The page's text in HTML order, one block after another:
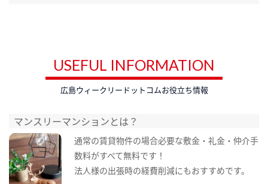
USEFUL INFORMATION
広島ウィークリードットコムお役立ち情報
マンスリーマンションとは？
通常の賃貸物件の場合必要な敷金・礼金・仲介手
数料がすべて無料です！
法人様の出張時の経費削減にもおすすめです。